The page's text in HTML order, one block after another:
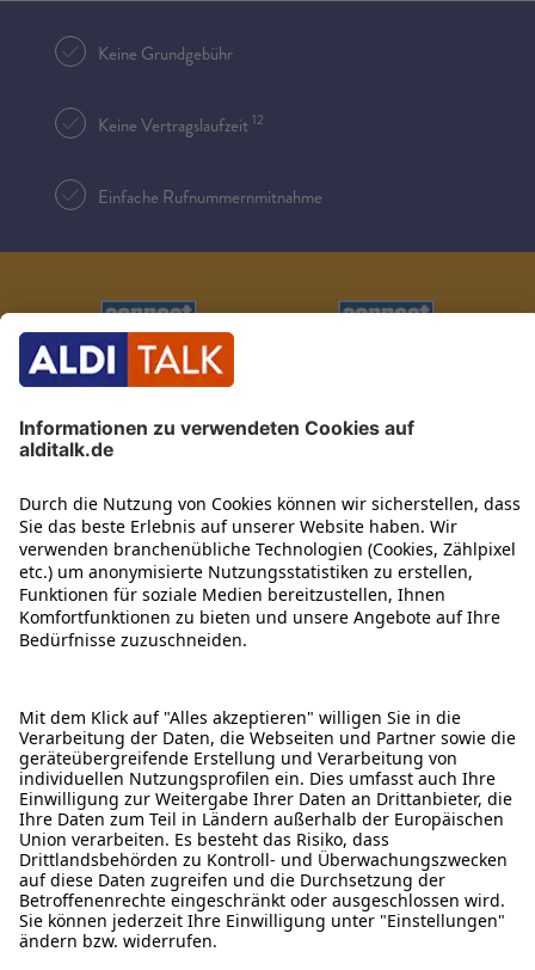
Keine Grundgebühr
Keine Vertragslaufzeit12
Einfache Rufnummernmitnahme
ALDI TALK WEBSHOP
ALDI TALK MOBILFUNK
HILFE-THEMEN
ALDI SERVICES